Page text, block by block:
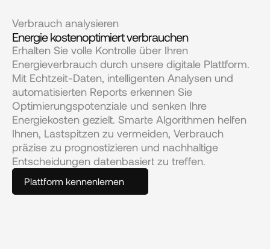
Verbrauch analysieren
Energie kostenoptimiert verbrauchen
Erhalten Sie volle Kontrolle über Ihren
Energieverbrauch durch unsere digitale Plattform.
Mit Echtzeit-Daten, intelligenten Analysen und
automatisierten Reports erkennen Sie
Optimierungspotenziale und senken Ihre
Energiekosten gezielt. Smarte Algorithmen helfen
Ihnen, Lastspitzen zu vermeiden, Verbrauch
präzise zu prognostizieren und nachhaltige
Entscheidungen datenbasiert zu treffen.
Plattform kennenlernen